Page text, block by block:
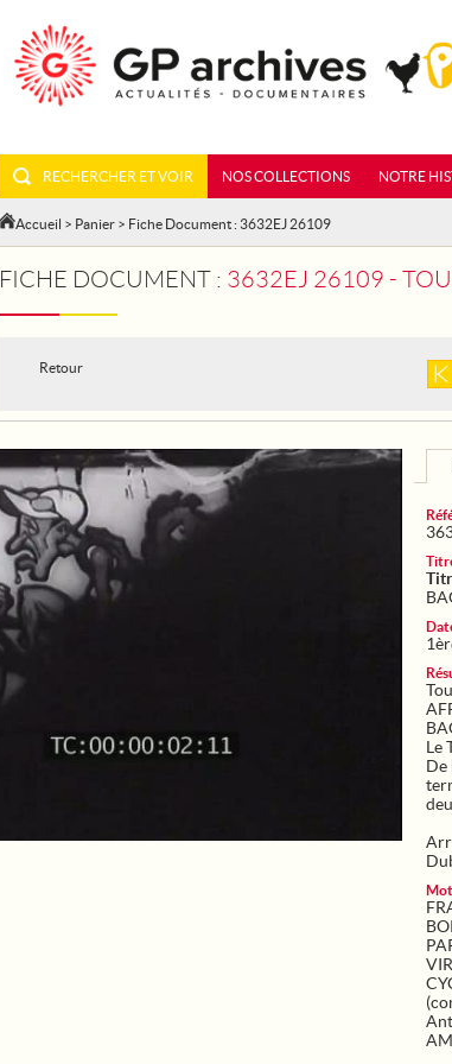
RECHERCHER ET VOIR NOS COLLECTIONS NOTRE
Accueil > Panier > Fiche Document : 3632EJ 26109
FICHE DOCUMENT : 3632EJ 26109 - TOUR
Retour
Le
De